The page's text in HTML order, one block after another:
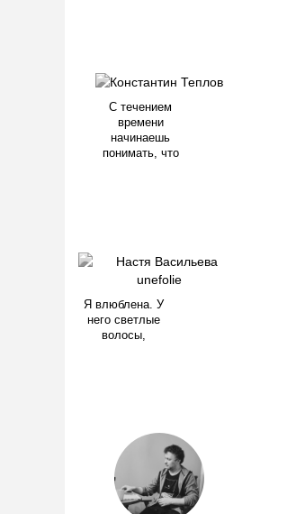
С течением
времени
начинаешь
понимать, что
Я влюблена. У
него светлые
волосы,